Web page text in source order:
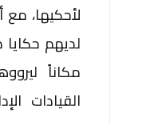
لأحكيها،
لديهم
مكاناً
القيادات